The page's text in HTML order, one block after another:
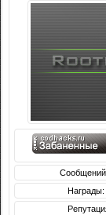
Награды: